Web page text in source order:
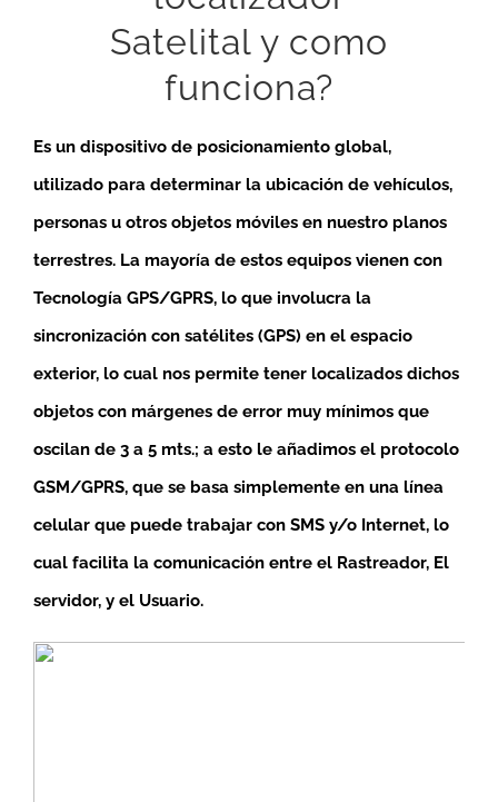
Satelital y como
funciona?
Es un dispositivo de posicionamiento global,
utilizado para determinar la ubicación de vehículos,
personas u otros objetos móviles en nuestro planos
terrestres. La mayoría de estos equipos vienen con
Tecnología GPS/GPRS, lo que involucra la
sincronización con satélites (GPS) en el espacio
exterior, lo cual nos permite tener localizados dichos
objetos con márgenes de error muy mínimos que
oscilan de 3 a 5 mts.; a esto le añadimos el protocolo
GSM/GPRS, que se basa simplemente en una línea
celular que puede trabajar con SMS y/o Internet, lo
cual facilita la comunicación entre el Rastreador, El
servidor, y el Usuario.